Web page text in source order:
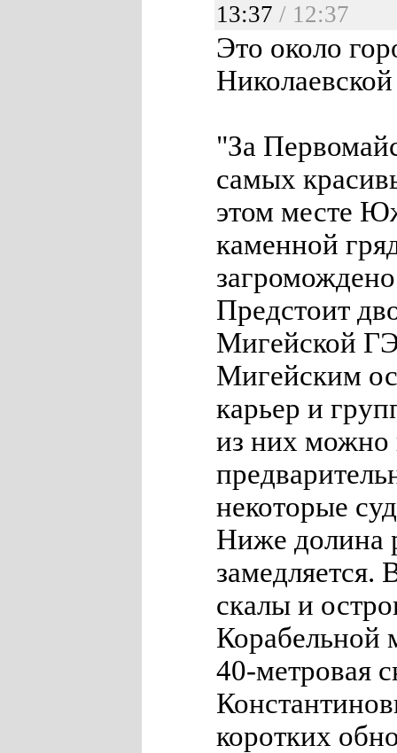
13:37 / 12:37
Это около
"За
самых
этом месте
каменной
Предстоит
Мигейской
Мигейским
карьер и
из них можно
некоторые
Ниже долина
замедляется.
скалы и
Корабельной
40-метровая
коротких